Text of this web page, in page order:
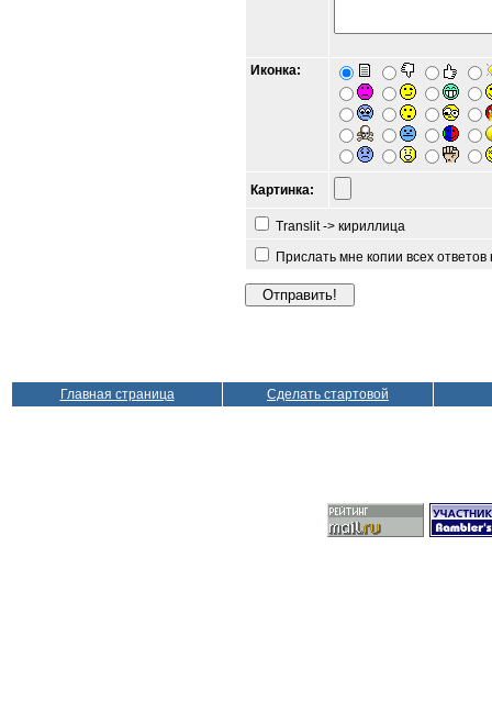
Иконка:
Картинка:
Translit -> кириллица
Прислать мне копии всех
Главная страница Сделать стартовой